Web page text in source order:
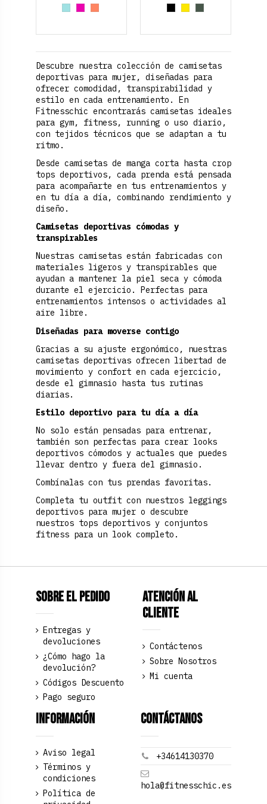
Azul cielo
FucsiaGuayaba NegroAmarillo
Verde Oliva
Descubre nuestra colección de camisetas
deportivas para mujer, diseñadas para
ofrecer comodidad, transpirabilidad y
estilo en cada entrenamiento. En
Fitnesschic encontrarás camisetas ideales
para gym, fitness, running o uso diario,
con tejidos técnicos que se adaptan a tu
ritmo.
Desde camisetas de manga corta hasta crop
tops deportivos, cada prenda está pensada
para acompañarte en tus entrenamientos y
en tu día a día, combinando rendimiento y
diseño.
Camisetas deportivas cómodas y
transpirables
Nuestras camisetas están fabricadas con
materiales ligeros y transpirables que
ayudan a mantener la piel seca y cómoda
durante el ejercicio. Perfectas para
entrenamientos intensos o actividades al
aire libre.
Diseñadas para moverse contigo
Gracias a su ajuste ergonómico, nuestras
camisetas deportivas ofrecen libertad de
movimiento y confort en cada ejercicio,
desde el gimnasio hasta tus rutinas
diarias.
Estilo deportivo para tu día a día
No solo están pensadas para entrenar,
también son perfectas para crear looks
deportivos cómodos y actuales que puedes
llevar dentro y fuera del gimnasio.
Combínalas con tus prendas favoritas.
Completa tu outfit con nuestrosleggings
deportivos para mujer o descubre
nuestros tops deportivosyconjuntos
fitnesspara un look completo.
Sobre el pedido
Entregas y
devoluciones
¿Cómo hago la
devolución?
Códigos Descuento
Pago seguro
Atención al
Cliente
Contáctenos
Sobre Nosotros
Mi cuenta
Información
Aviso legal
Términos y
condiciones
Política de
Contáctanos
+34614130370
hola@fitnesschic.es